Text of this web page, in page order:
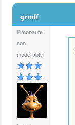
grmff
Pimonaute
non
modérable